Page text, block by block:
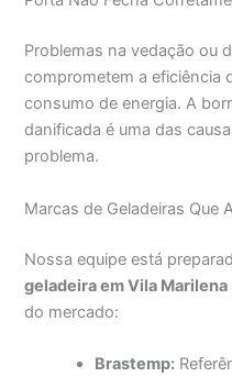
Problemas na vedação ou
comprometem a eficiência
consumo de energia. A
danificada é uma das
problema.
Marcas de Geladeiras Que
Nossa equipe está
geladeira em Vila Marilena
do mercado:
Brastemp: